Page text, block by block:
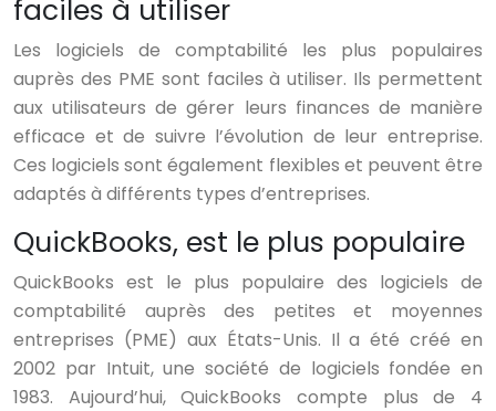
faciles à utiliser
Les logiciels de comptabilité les plus populaires
auprès des PME sont faciles à utiliser. Ils permettent
aux utilisateurs de gérer leurs finances de manière
efficace et de suivre l’évolution de leur entreprise.
Ces logiciels sont également flexibles et peuvent être
adaptés à différents types d’entreprises.
QuickBooks, est le plus populaire
QuickBooks est le plus populaire des logiciels de
comptabilité auprès des petites et moyennes
entreprises (PME) aux États-Unis. Il a été créé en
2002 par Intuit, une société de logiciels fondée en
1983. Aujourd’hui, QuickBooks compte plus de 4